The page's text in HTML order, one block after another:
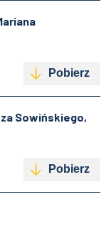
Pobierz
Sowińskiego,
Pobierz